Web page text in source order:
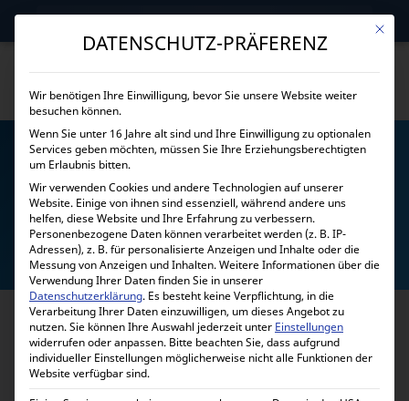
→
24 VOLT
Mit
DATENSCHUTZ-PRÄFERENZ
Wir benötigen Ihre Einwilligung, bevor Sie unsere Website weiter
besuchen können.
Wenn Sie unter 16 Jahre alt sind und Ihre Einwilligung zu optionalen
Services geben möchten, müssen Sie Ihre Erziehungsberechtigten
um Erlaubnis bitten.
Wir verwenden Cookies und andere Technologien auf unserer
Website. Einige von ihnen sind essenziell, während andere uns
helfen, diese Website und Ihre Erfahrung zu verbessern.
Personenbezogene Daten können verarbeitet werden (z. B. IP-
Adressen), z. B. für personalisierte Anzeigen und Inhalte oder die
Messung von Anzeigen und Inhalten.Weitere Informationen über die
Verwendung Ihrer Daten finden Sie in unserer
Datenschutzerklärung. Es besteht keine Verpflichtung, in die
Verarbeitung Ihrer Daten einzuwilligen, um dieses Angebot zu
nutzen.Sie können Ihre Auswahl jederzeit unter Einstellungen
widerrufen oder anpassen. Bitte beachten Sie, dass aufgrund
individueller Einstellungen möglicherweise nicht alle Funktionen der
Website verfügbar sind.